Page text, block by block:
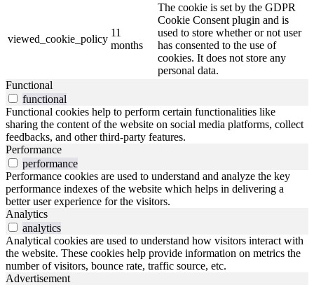
viewed_cookie_policy
11
months
The cookie is set by the GDPR
Cookie Consent plugin and is
used to store whether or not user
has consented to the use of
cookies. It does not store any
personal data.
Functional
functional
Functional cookies help to perform certain functionalities like
sharing the content of the website on social media platforms, collect
feedbacks, and other third-party features.
Performance
performance
Performance cookies are used to understand and analyze the key
performance indexes of the website which helps in delivering a
better user experience for the visitors.
Analytics
analytics
Analytical cookies are used to understand how visitors interact with
the website. These cookies help provide information on metrics the
number of visitors, bounce rate, traffic source, etc.
Advertisement